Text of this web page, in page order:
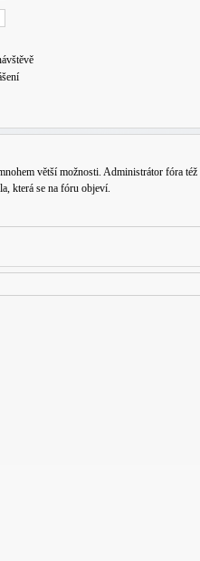
větší možnosti. Administrátor fóra
která se na fóru objeví.